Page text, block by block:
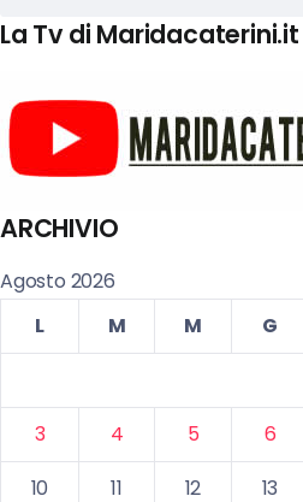
La Tv di Maridacaterini.it
ARCHIVIO
Agosto 2026
L
M M G
3
4 5 6
10
11 12 13